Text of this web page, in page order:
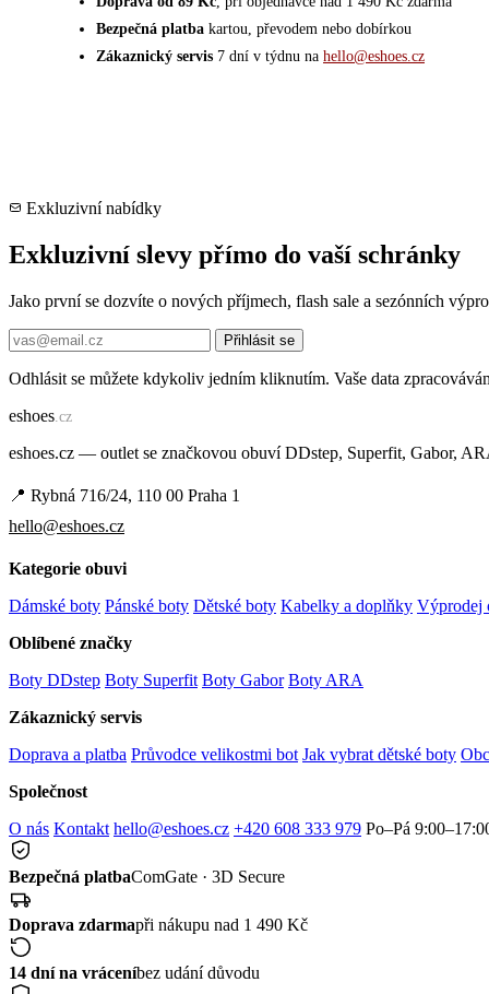
Bezpečná platba kartou, převodem nebo dobírkou
Zákaznický servis 7 dní v týdnu na hello@eshoes.cz
Exkluzivní nabídky
Exkluzivní slevy přímo do vaší schránky
Jako první se dozvíte o nových příjmech, flash sale a sezónních
Přihlásit se
Odhlásit se můžete kdykoliv jedním kliknutím. Vaše data
eshoes .cz
eshoes.cz — outlet se značkovou obuví DDstep, Superfit, Gabor,
📍 Rybná 716/24, 110 00 Praha 1
hello@eshoes.cz
Kategorie obuvi
Dámské boty Pánské boty Dětské boty Kabelky a doplňky Výprodej
Oblíbené značky
Boty DDstep Boty Superfit Boty Gabor Boty ARA
Zákaznický servis
Doprava a platba Průvodce velikostmi bot Jak vybrat dětské boty
Společnost
O nás Kontakt hello@eshoes.cz +420 608 333 979 Po–Pá
Bezpečná platbaComGate · 3D Secure
Doprava zdarmapři nákupu nad 1 490 Kč
14 dní na vráceníbez udání důvodu